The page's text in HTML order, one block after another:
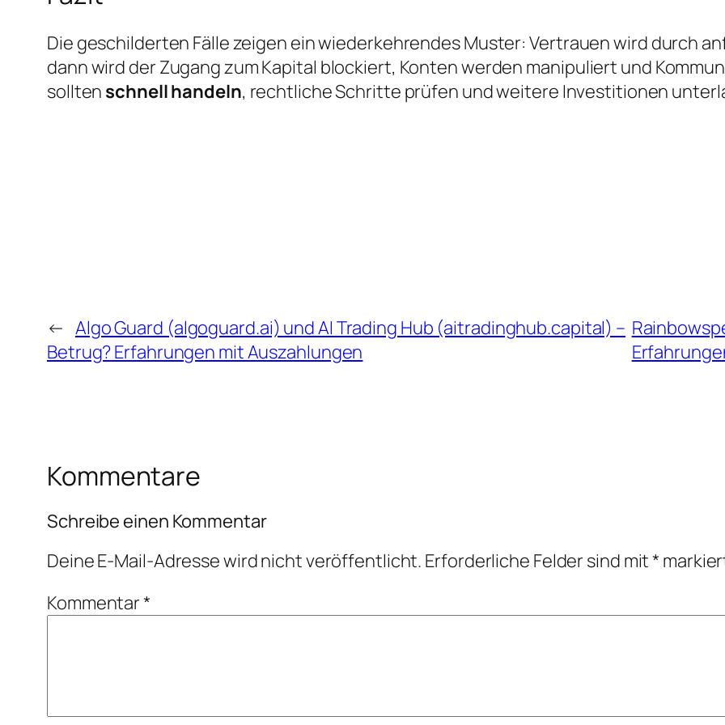
Die geschilderten Fälle zeigen ein wiederkehrendes Muster: Vertrauen wird durch
dann wird der Zugang zum Kapital blockiert, Konten werden manipuliert und
sollten schnell handeln, rechtliche Schritte prüfen und weitere Investitionen
← Algo Guard (algoguard.ai) und AI Trading Hub (aitradinghub.capital) –
Betrug? Erfahrungen mit Auszahlungen
Kommentare
Schreibe einen Kommentar
Deine E-Mail-Adresse wird nicht veröffentlicht. Erforderliche Felder sind mit*
Kommentar*